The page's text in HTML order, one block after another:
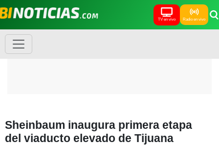
TV en vivo Radio en vivo
Sheinbaum inaugura primera etapa
del viaducto elevado de Tijuana